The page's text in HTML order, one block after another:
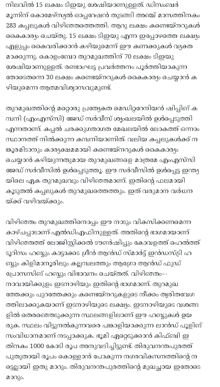
നിലവിൽ 15 ലക്ഷം ടിഇയു ശേഷിയാണുള്ളത്. ഡിസംബർ
മൂന്നിന് കൊമേഴ്‌സ്യൽ ഓപ്പറേഷൻ തുടങ്ങി അഞ്ച് മാസത്തിനകം
283 കപ്പലുകൾ വിഴിഞ്ഞത്തെത്തി. ആറു ലക്ഷം കണ്ടെയ്നറുകൾ
കൈകാര്യം ചെയ്തു. 15 ലക്ഷം ടിഇയു എന്ന ഇപ്പോഴത്തെ ലക്ഷ്യം
എളുപ്പം കൈവരിക്കാൻ കഴിയുമെന്ന് ഈ കണക്കുകൾ വ്യക്ത
മാക്കുന്നു. കൊളംബോ തുറമുഖത്തിന് 70 ലക്ഷം ടിഇയു
ശേഷിയാണുള്ളത്. രണ്ടാംഘട്ട പ്രവർത്തനം പൂർത്തിയാകുന്ന
തോടെതന്നെ 30 ലക്ഷം കണ്ടെയ്നറുകൾ കൈകാര്യം ചെയ്യാൻ ക
ഴിയുമെന്ന ആത്മവിശ്വാസവുമുണ്ട്.
തുറമുഖത്തിന്റെ മറ്റൊരു പ്രത്യേകത മെഡിറ്ററേനിയൻ ഷിപ്പിങ് ക
മ്പനി (എംഎസ്‌സി) ജേഡ് സർവീസ് ശൃംഖലയിൽ ഉൾപ്പെടുത്തി
എന്നതാണ്. കപ്പൽ ചരക്കുഗതാഗത മേഖലയിൽ ലോകത്ത് ഒന്നാം
സ്ഥാനത്ത് നിൽക്കുന്ന കമ്പനിയാണിത്. വലിയ കപ്പലുകൾക്ക് ന
ങ്കൂരമിടാനും കാര്യക്ഷമമായി കണ്ടെയ്നറുകൾ കൈകാര്യം
ചെയ്യാൻ കഴിയുന്നതുമായ തുറമുഖങ്ങളെ മാത്രമേ എംഎസ്‌സി
ജേഡ് സർവീസിൽ ഉൾപ്പെടുത്തൂ. ഈ സർവീസിൽ ഉൾപ്പെട്ട ഇന്ത്യ
യിലെ ഏക തുറമുഖവും വിഴിഞ്ഞമാണ്. ഇതിന്റെ ഫലമായി
കൂടുതൽ കപ്പലുകൾ തുറമുഖത്തെത്തും. ഇത് വരുമാന വർധന
യ്ക്ക് വഴിവയ്ക്കും.
വിഴിഞ്ഞം തുറമുഖത്തിനൊപ്പം ഈ നാടും വികസിക്കണമെന്ന
കാഴ്‌ചപ്പാടാണ് എൽഡിഎഫിനുള്ളത്. അതിന്റെ ഭാഗമായാണ്
വിഴിഞ്ഞത്ത് ലോജിസ്റ്റിക്കൽ ടൗൺഷിപ്പും കോവളത്ത് ഹെൽത്ത്
ടൂറിസം ഹബ്ബും കാട്ടാക്കട ഗ്രീൻ ആൻഡ്‌ സ്‌മാർട്ട് ഇൻഡസ്ട്രി ഹ
ബ്ബും കിളിമാനൂരിലും കല്ലമ്പലത്തും ആഗ്രോ ആൻഡ്‌ ഫുഡ്
പ്രോസസിങ് ഹബ്ബും വിഭാവനം ചെയ്തത്. വിഴിഞ്ഞം–-
നാവായിക്കുളം ഇടനാഴിയും ഇതിന്റെ ഭാഗമാണ്. തുറമുഖ
ത്തേക്കും പുറത്തേക്കും കണ്ടെയ്നറുകളുടെ നീക്കം ത്വരിതവേഗ
ത്തിലാക്കുകയാണ് ഇടനാഴിയുടെ ലക്ഷ്യം. ഇടനാഴിയുടെ വശങ്ങ
ളിൽ തെരഞ്ഞെടുക്കുന്ന സ്ഥലങ്ങളിലാണ് ഈ ഹബ്ബുകൾ ഉയ
രുക. സ്ഥലം വിട്ടുനൽകുന്നവരെ പങ്കാളിയാക്കുന്ന ലാൻഡ് പൂളിങ്
സംവിധാനമാണ് നടപ്പാക്കുക. ഭൂമി ഏറ്റെടുക്കാൻ കിഫ്ബി ഇ
തിനകം 1000 കോടി രൂപ അനുവദിച്ചിട്ടുണ്ട്. തിരുവനന്തപുരത്ത്
പുതുതായി രൂപം കൊള്ളാൻ പോകുന്ന നഗരവികസനത്തിന്റെ ന
ട്ടെല്ലായി ഇതു മാറും. തിരുവനന്തപുരത്തിന്റെ മുഖച്ഛായ ഇതോടെ
മാറും.